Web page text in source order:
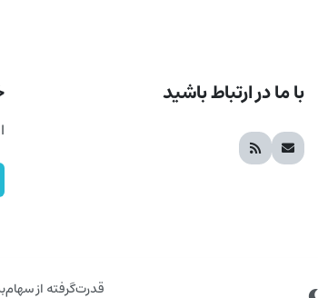
با ما در ارتباط باشید
قدرت‌گرفته از